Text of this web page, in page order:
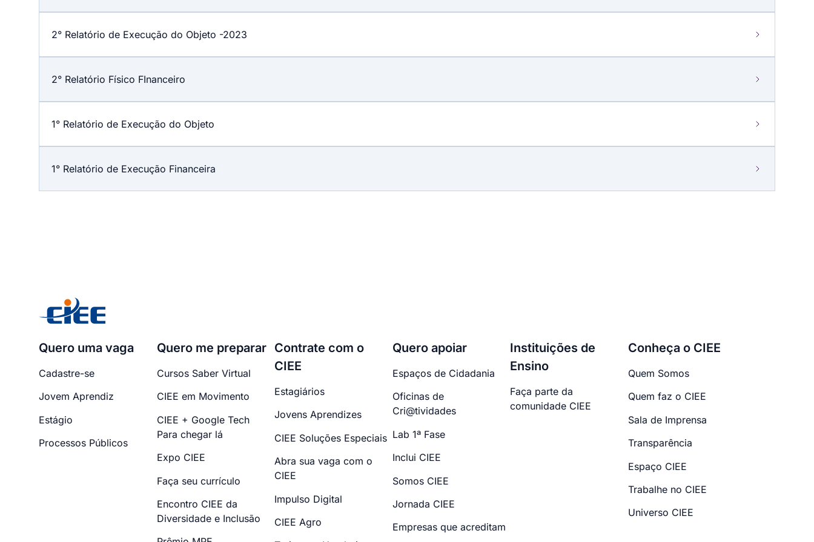
2° Relatório de Execução do Objeto -2023
2° Relatório Físico FInanceiro
1° Relatório de Execução do Objeto
1° Relatório de Execução Financeira
Quero uma vaga
Cadastre-se
Jovem Aprendiz
Estágio
Processos Públicos
Quero me preparar
Cursos Saber Virtual
CIEE em Movimento
CIEE + Google Tech
Para chegar lá
Expo CIEE
Faça seu currículo
Encontro CIEE da
Diversidade e Inclusão
Contrate com o
CIEE
Estagiários
Jovens Aprendizes
CIEE Soluções Especiais
Abra sua vaga com o
CIEE
Impulso Digital
CIEE Agro
Quero apoiar
Espaços de Cidadania
Oficinas de
Cri@tividades
Lab 1ª Fase
Inclui CIEE
Somos CIEE
Jornada CIEE
Empresas que acreditam
Instituições de
Ensino
Faça parte da
comunidade CIEE
Conheça o CIEE
Quem Somos
Quem faz o CIEE
Sala de Imprensa
Transparência
Espaço CIEE
Trabalhe no CIEE
Universo CIEE